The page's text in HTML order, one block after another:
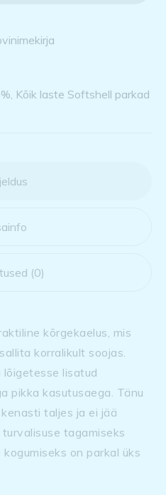
, Kõik laste Softshell parkad
(0)
kõrgekaelus, mis
korralikult soojas.
lisatud
pikka kasutusaega. Tänu
taljes ja ei jää
tagamiseks
on parkal üks